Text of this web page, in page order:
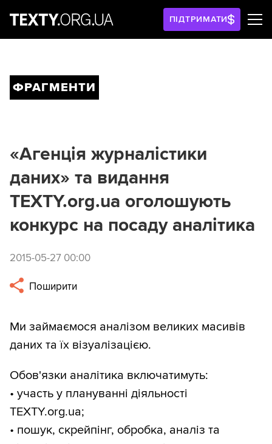
ПІДТРИМАТИ
ФРАГМЕНТИ
«Агенція журналістики
даних» та видання
TEXTY.org.ua оголошують
конкурс на посаду аналітика
2015-05-27 00:00
Поширити
Ми займаємося аналізом великих масивів
даних та їх візуалізацією.
Обов'язки аналітика включатимуть:
• участь у плануванні діяльності
TEXTY.org.ua;
• пошук, скрейпінг, обробка, аналіз та